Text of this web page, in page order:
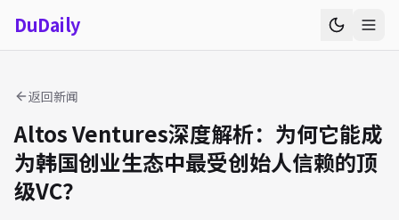
DuDaily
返回新闻
Altos Ventures深度解析：为何它能成
为韩国创业生态中最受创始人信赖的顶
级VC？